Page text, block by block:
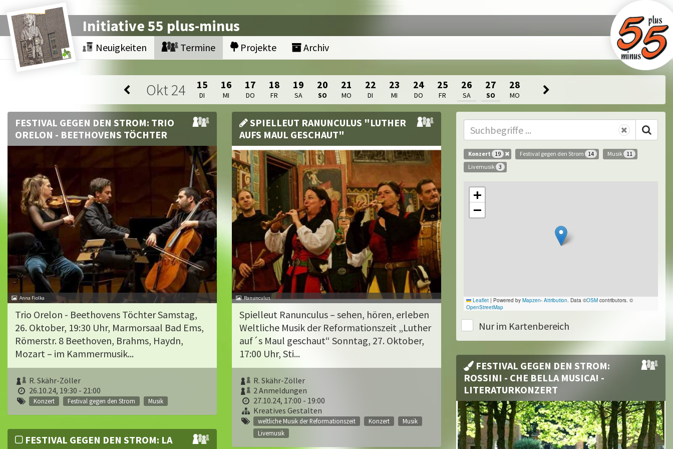
Initiative 55 plus-minus
Neuigkeiten Termine Projekte Archiv
Okt24 15
DI
16
MI
17
DO
18
FR
19
SA
20
SO
21
MO
22
DI
23
MI
24
DO
25
FR
26
SA
27
SO
28
MO
Konzert 19 Festival gegen den Strom 14 Musik 11
Livemusik 3
+
−
Leaflet | Powered by Mapzen- Attribution. Data ©OSM contributors. ©
OpenStreetMap
Nur im Kartenbereich
FESTIVAL GEGEN DEN STROM: TRIO
ORELON - BEETHOVENS TÖCHTER
Anna Fiolka
Trio Orelon - Beethovens Töchter Samstag,
26. Oktober, 19:30 Uhr, Marmorsaal Bad Ems,
Römerstr. 8 Beethoven, Brahms, Haydn,
Mozart – im Kammermusik...
R. Skähr-Zöller
26.10.24, 19:30 - 21:00
Konzert Festival gegen den Strom Musik
SPIELLEUT RANUNCULUS "LUTHER
AUFS MAUL GESCHAUT"
Ranunculus
Spielleut Ranunculus – sehen, hören, erleben
Weltliche Musik der Reformationszeit „Luther
auf´s Maul geschaut“ Sonntag, 27. Oktober,
17:00 Uhr, Sti...
R. Skähr-Zöller
2 Anmeldungen
27.10.24, 17:00 - 19:00
Kreatives Gestalten
weltliche Musik der Reformationszeit Konzert
Musik
Livemusik
FESTIVAL GEGEN DEN STROM:
ROSSINI - CHE BELLA MUSICA! -
LITERATURKONZERT
FESTIVAL GEGEN DEN STROM: LA